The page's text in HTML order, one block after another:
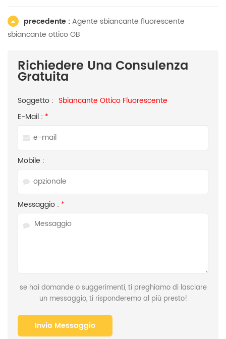
precedente :Agente sbiancante fluorescente
sbiancante ottico OB
Richiedere Una Consulenza
Gratuita
Soggetto : Sbiancante Ottico Fluorescente
E-Mail : *
Mobile :
Messaggio : *
se hai domande o suggerimenti, ti preghiamo di lasciare
un messaggio, ti risponderemo al più presto!